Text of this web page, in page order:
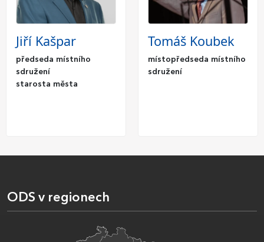
Jiří Kašpar
předseda místního
sdružení
starosta města
Tomáš Koubek
místopředseda místního
sdružení
ODS v regionech